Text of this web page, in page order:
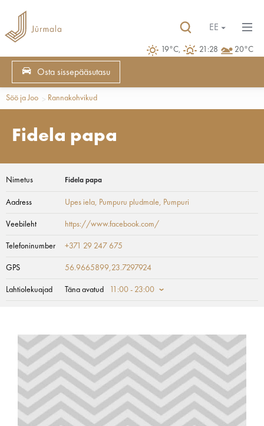
19°C, 21:28 20°C
EE
Osta sissepääsutasu
Söö ja Joo Rannakohvikud
Fidela papa
Nimetus Fidela papa
Aadress Upes iela, Pumpuru pludmale, Pumpuri
Veebileht https://www.facebook.com/
Telefoninumber +371 29 247 675
GPS 56.9665899,23.7297924
Lahtiolekuajad Täna avatud 11:00 - 23:00